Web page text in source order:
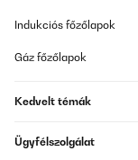
Indukciós főzőlapok
Gáz főzőlapok
Kedvelt témák
Ügyfélszolgálat